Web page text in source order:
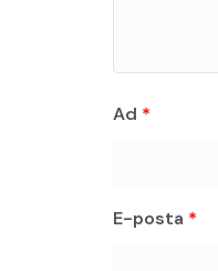
Ad *
E-posta *